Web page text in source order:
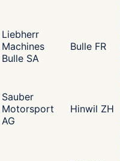
Liebherr
Machines
Bulle SA
Bulle FR
Sauber
Motorsport
AG
Hinwil ZH